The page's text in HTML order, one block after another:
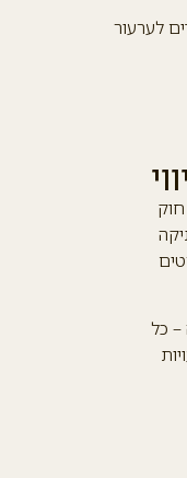
לערעור
– כל